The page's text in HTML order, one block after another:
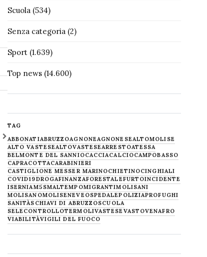
Scuola(534)
Senza categoria(2)
Sport(1.639)
Top news(14.600)
TAG
ABBONATIABRUZZOAGNONEAGNONESEALTOMOLISE
ALTO VASTESEALTOVASTESEARRESTOATESSA
BELMONTE DEL SANNIOCACCIACALCIOCAMPOBASSO
CAPRACOTTACARABINIERI
CASTIGLIONE MESSER MARINOCHIETINOCINGHIALI
COVID19DROGAFINANZAFORESTALEFURTOINCIDENTE
ISERNIAM5SMALTEMPOMIGRANTIMOLISANI
MOLISANOMOLISENEVE OSPEDALEPOLIZIAPROFUGHI
SANITÀSCHIAVI DI ABRUZZOSCUOLA
SELECONTROLLOTERMOLIVASTESE VASTOVENAFRO
VIABILITÀVIGILI DEL FUOCO